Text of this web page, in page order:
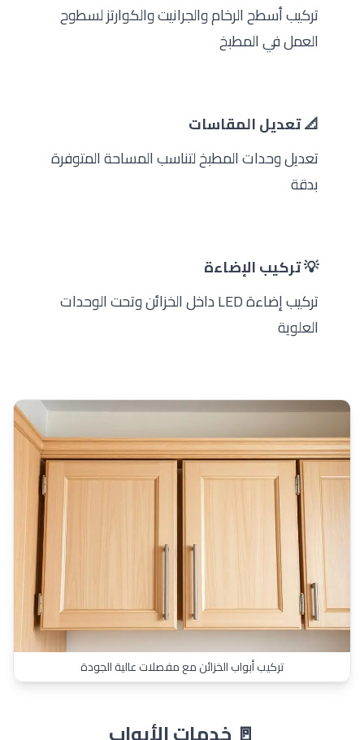
تركيب أسطح الرخام والجرانيت والكوارتز لسطوح
العمل في المطبخ
📐 تعديل المقاسات
تعديل وحدات المطبخ لتناسب المساحة المتوفرة
بدقة
💡 تركيب الإضاءة
تركيب إضاءة LED داخل الخزائن وتحت الوحدات
العلوية
تركيب أبواب الخزائن مع مفصلات عالية الجودة